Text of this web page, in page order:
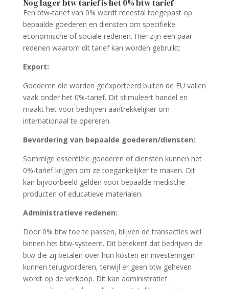
Nog lager btw tarief is het 0% btw tarief
Een btw-tarief van 0% wordt meestal toegepast op
bepaalde goederen en diensten om specifieke
economische of sociale redenen. Hier zijn een paar
redenen waarom dit tarief kan worden gebruikt:
Export:
Goederen die worden geëxporteerd buiten de EU vallen
vaak onder het 0%-tarief. Dit stimuleert handel en
maakt het voor bedrijven aantrekkelijker om
internationaal te opereren.
Bevordering van bepaalde goederen/diensten:
Sommige essentiële goederen of diensten kunnen het
0%-tarief krijgen om ze toegankelijker te maken. Dit
kan bijvoorbeeld gelden voor bepaalde medische
producten of educatieve materialen.
Administratieve redenen:
Door 0% btw toe te passen, blijven de transacties wel
binnen het btw-systeem. Dit betekent dat bedrijven de
btw die zij betalen over hun kosten en investeringen
kunnen terugvorderen, terwijl er geen btw geheven
wordt op de verkoop. Dit kan administratief